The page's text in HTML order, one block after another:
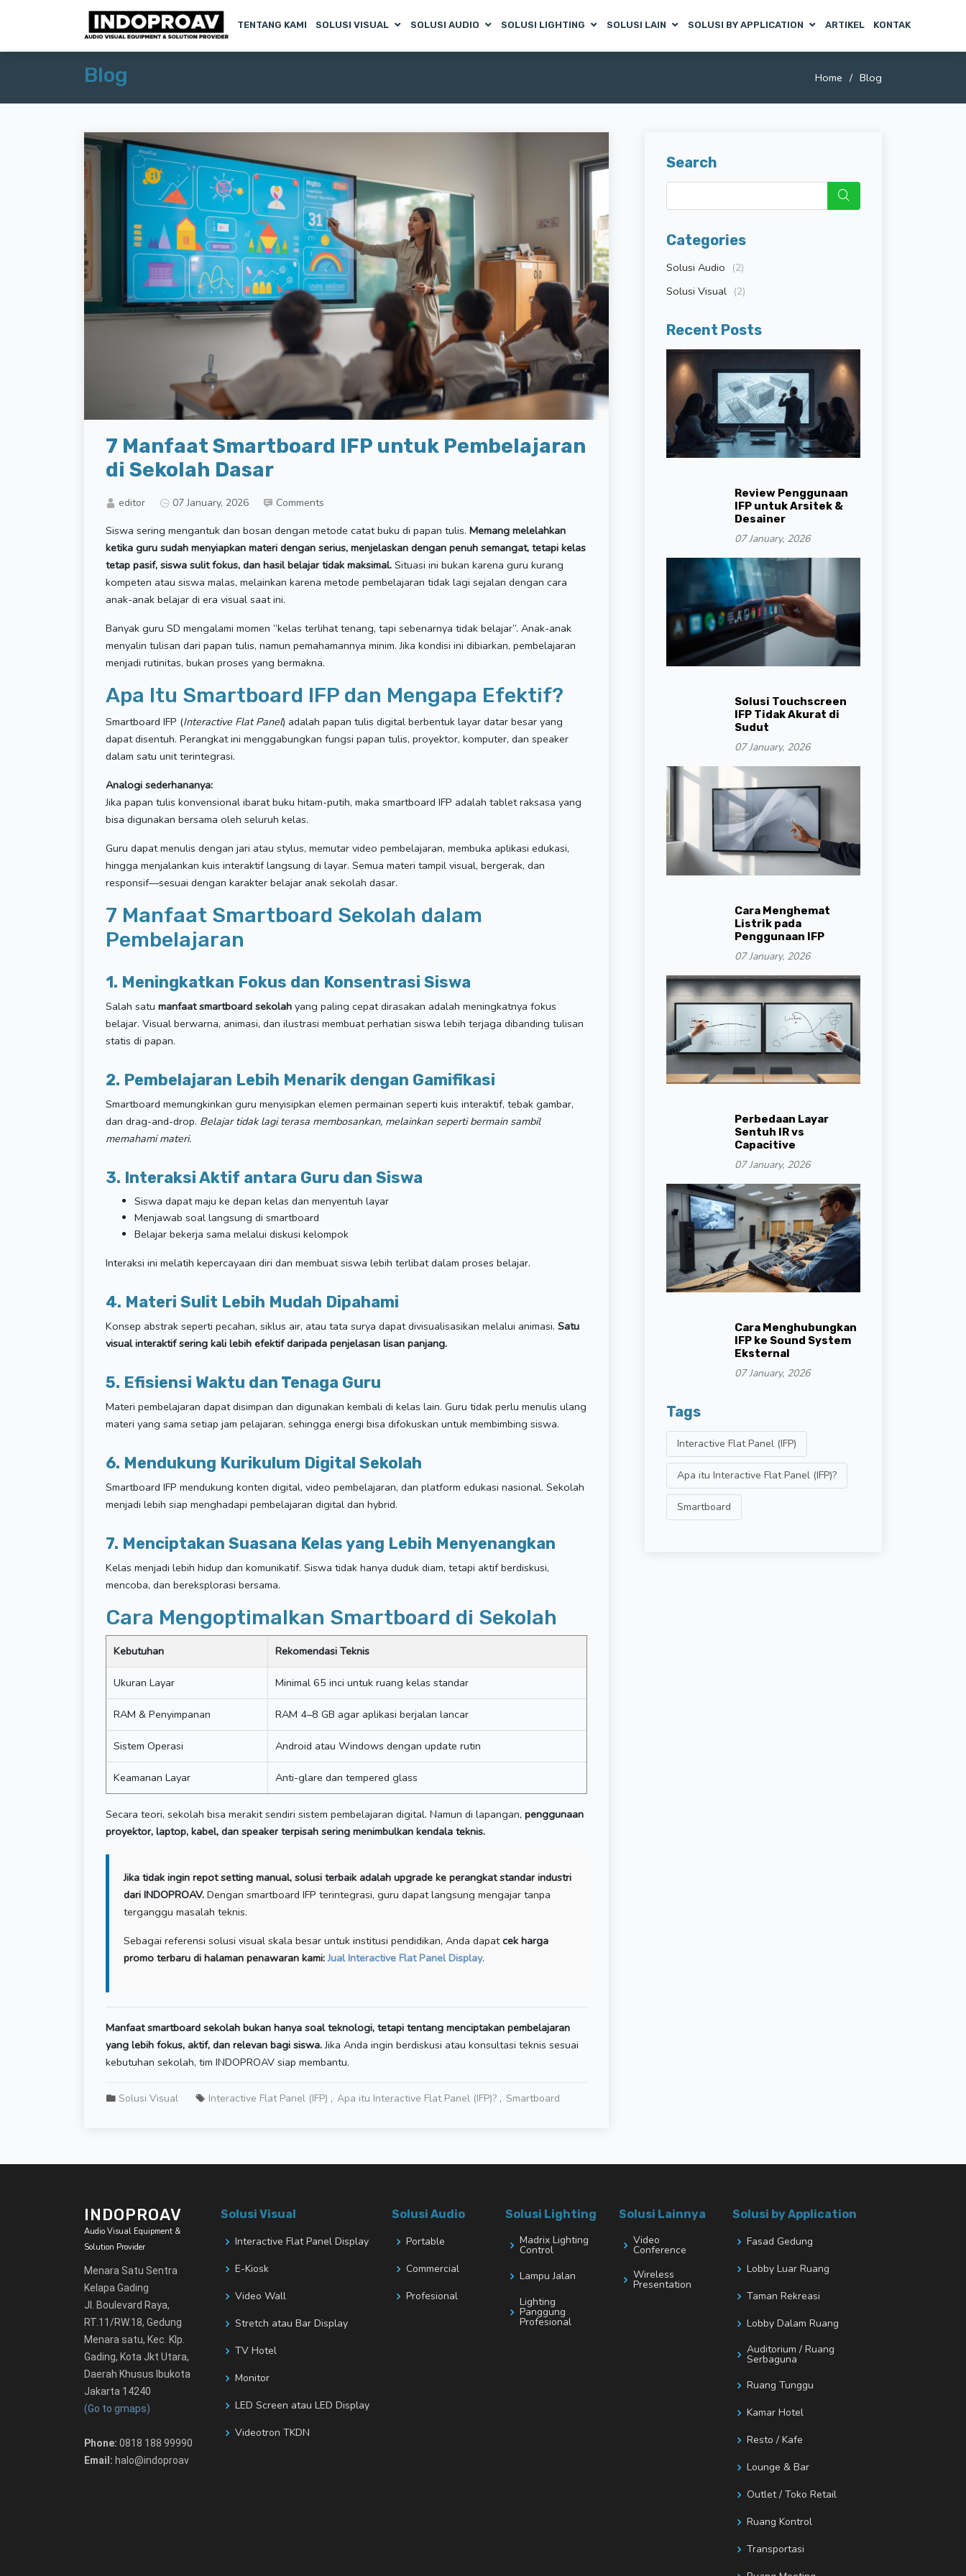
TENTANG KAMI SOLUSI VISUAL SOLUSI AUDIO SOLUSI LIGHTING SOLUSI LAIN SOLUSI BY APPLICATION ARTIKEL KONTAK
Blog Home Blog
7 Manfaat Smartboard IFP untuk Pembelajaran
di Sekolah Dasar
editor 07 January, 2026 Comments
Siswa sering mengantuk dan bosan dengan metode catat buku di papan tulis. Memang melelahkan
ketika guru sudah menyiapkan materi dengan serius, menjelaskan dengan penuh semangat, tetapi kelas
tetap pasif, siswa sulit fokus, dan hasil belajar tidak maksimal. Situasi ini bukan karena guru kurang
kompeten atau siswa malas, melainkan karena metode pembelajaran tidak lagi sejalan dengan cara
anak-anak belajar di era visual saat ini.
Banyak guru SD mengalami momen “kelas terlihat tenang, tapi sebenarnya tidak belajar”. Anak-anak
menyalin tulisan dari papan tulis, namun pemahamannya minim. Jika kondisi ini dibiarkan, pembelajaran
menjadi rutinitas, bukan proses yang bermakna.
Apa Itu Smartboard IFP dan Mengapa Efektif?
Smartboard IFP (Interactive Flat Panel) adalah papan tulis digital berbentuk layar datar besar yang
dapat disentuh. Perangkat ini menggabungkan fungsi papan tulis, proyektor, komputer, dan speaker
dalam satu unit terintegrasi.
Analogi sederhananya:
Jika papan tulis konvensional ibarat buku hitam-putih, maka smartboard IFP adalah tablet raksasa yang
bisa digunakan bersama oleh seluruh kelas.
Guru dapat menulis dengan jari atau stylus, memutar video pembelajaran, membuka aplikasi edukasi,
hingga menjalankan kuis interaktif langsung di layar. Semua materi tampil visual, bergerak, dan
responsif—sesuai dengan karakter belajar anak sekolah dasar.
7 Manfaat Smartboard Sekolah dalam
Pembelajaran
1. Meningkatkan Fokus dan Konsentrasi Siswa
Salah satu manfaat smartboard sekolah yang paling cepat dirasakan adalah meningkatnya fokus
belajar. Visual berwarna, animasi, dan ilustrasi membuat perhatian siswa lebih terjaga dibanding tulisan
statis di papan.
2. Pembelajaran Lebih Menarik dengan Gamifikasi
Smartboard memungkinkan guru menyisipkan elemen permainan seperti kuis interaktif, tebak gambar,
dan drag-and-drop. Belajar tidak lagi terasa membosankan, melainkan seperti bermain sambil
memahami materi.
3. Interaksi Aktif antara Guru dan Siswa
Siswa dapat maju ke depan kelas dan menyentuh layar
Menjawab soal langsung di smartboard
Belajar bekerja sama melalui diskusi kelompok
Interaksi ini melatih kepercayaan diri dan membuat siswa lebih terlibat dalam proses belajar.
4. Materi Sulit Lebih Mudah Dipahami
Konsep abstrak seperti pecahan, siklus air, atau tata surya dapat divisualisasikan melalui animasi. Satu
visual interaktif sering kali lebih efektif daripada penjelasan lisan panjang.
5. Efisiensi Waktu dan Tenaga Guru
Materi pembelajaran dapat disimpan dan digunakan kembali di kelas lain. Guru tidak perlu menulis ulang
materi yang sama setiap jam pelajaran, sehingga energi bisa difokuskan untuk membimbing siswa.
6. Mendukung Kurikulum Digital Sekolah
Smartboard IFP mendukung konten digital, video pembelajaran, dan platform edukasi nasional. Sekolah
menjadi lebih siap menghadapi pembelajaran digital dan hybrid.
7. Menciptakan Suasana Kelas yang Lebih Menyenangkan
Kelas menjadi lebih hidup dan komunikatif. Siswa tidak hanya duduk diam, tetapi aktif berdiskusi,
mencoba, dan bereksplorasi bersama.
Cara Mengoptimalkan Smartboard di Sekolah
Kebutuhan Rekomendasi Teknis
Ukuran Layar Minimal 65 inci untuk ruang kelas standar
RAM & Penyimpanan RAM 4–8 GB agar aplikasi berjalan lancar
Sistem Operasi Android atau Windows dengan update rutin
Keamanan Layar Anti-glare dan tempered glass
Secara teori, sekolah bisa merakit sendiri sistem pembelajaran digital. Namun di lapangan, penggunaan
proyektor, laptop, kabel, dan speaker terpisah sering menimbulkan kendala teknis.
Jika tidak ingin repot setting manual, solusi terbaik adalah upgrade ke perangkat standar industri
dari INDOPROAV. Dengan smartboard IFP terintegrasi, guru dapat langsung mengajar tanpa
terganggu masalah teknis.
Sebagai referensi solusi visual skala besar untuk institusi pendidikan, Anda dapatcek harga
promo terbaru di halaman penawaran kami:Jual Interactive Flat Panel Display.
Manfaat smartboard sekolah bukan hanya soal teknologi, tetapi tentang menciptakan pembelajaran
yang lebih fokus, aktif, dan relevan bagi siswa.Jika Anda ingin berdiskusi atau konsultasi teknis sesuai
kebutuhan sekolah, tim INDOPROAV siap membantu.
Solusi Visual Interactive Flat Panel (IFP) Apa itu Interactive Flat Panel (IFP)? Smartboard
Search
Categories
Solusi Audio (2)
Solusi Visual (2)
Recent Posts
Review Penggunaan
IFP untuk Arsitek &
Desainer
07 January, 2026
Solusi Touchscreen
IFP Tidak Akurat di
Sudut
07 January, 2026
Cara Menghemat
Listrik pada
Penggunaan IFP
07 January, 2026
Perbedaan Layar
Sentuh IR vs
Capacitive
07 January, 2026
Cara Menghubungkan
IFP ke Sound System
Eksternal
07 January, 2026
Tags
Interactive Flat Panel (IFP)
Apa itu Interactive Flat Panel (IFP)?
Smartboard
INDOPROAV
Audio Visual Equipment &
Solution Provider
Menara Satu Sentra
Kelapa Gading
Jl. Boulevard Raya,
RT.11/RW.18, Gedung
Menara satu, Kec. Klp.
Gading, Kota Jkt Utara,
Daerah Khusus Ibukota
Jakarta 14240
(Go to gmaps)
Phone: 0818 188 99990
Email: halo@indoproav
Solusi Visual
Interactive Flat Panel Display
E-Kiosk
Video Wall
Stretch atau Bar Display
TV Hotel
Monitor
LED Screen atau LED Display
Videotron TKDN
Solusi Audio
Portable
Commercial
Profesional
Solusi Lighting
Madrix Lighting
Control
Lampu Jalan
Lighting
Panggung
Profesional
Solusi Lainnya
Video
Conference
Wireless
Presentation
Solusi by Application
Fasad Gedung
Lobby Luar Ruang
Taman Rekreasi
Lobby Dalam Ruang
Auditorium / Ruang
Serbaguna
Ruang Tunggu
Kamar Hotel
Resto / Kafe
Lounge & Bar
Outlet / Toko Retail
Ruang Kontrol
Transportasi